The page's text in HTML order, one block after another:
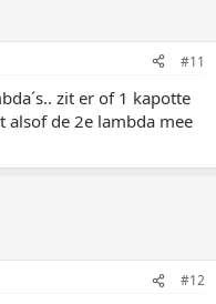
#11
zit er of 1 kapotte
alsof de 2e lambda mee
#12